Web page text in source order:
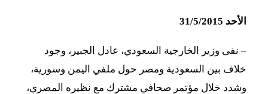
الأحد 31/5/2015
– نفى وزير الخارجية السعودي، عادل الجبير، وجود
خلاف بين السعودية ومصر حول ملفي اليمن وسورية،
وشدد خلال مؤتمر صحافي مشترك مع نظيره المصري،